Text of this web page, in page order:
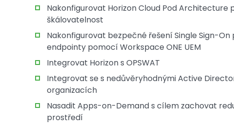
Nakonfigurovat Horizon Cloud Pod
škálovatelnost
Nakonfigurovat bezpečné řešení Single Sign-
endpointy pomocí Workspace ONE UEM
Integrovat Horizon s OPSWAT
Integrovat se s nedůvěryhodnými Active
organizacích
Nasadit Apps-on-Demand s cílem zachovat
prostředí